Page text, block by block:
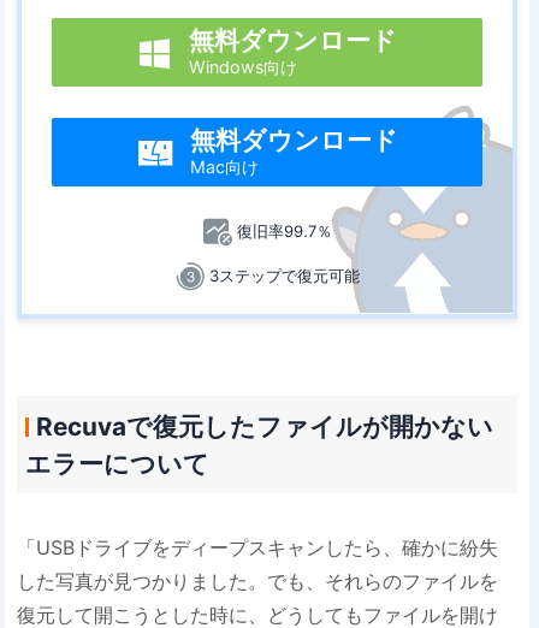
 無料ダウンロード
Windows向け
 無料ダウンロード
Mac向け
復旧率99.7％
3ステップで復元可能
Recuvaで復元したファイルが開かない
エラーについて
「USBドライブをディープスキャンしたら、確かに紛失
した写真が見つかりました。でも、それらのファイルを
復元して開こうとした時に、どうしてもファイルを開け